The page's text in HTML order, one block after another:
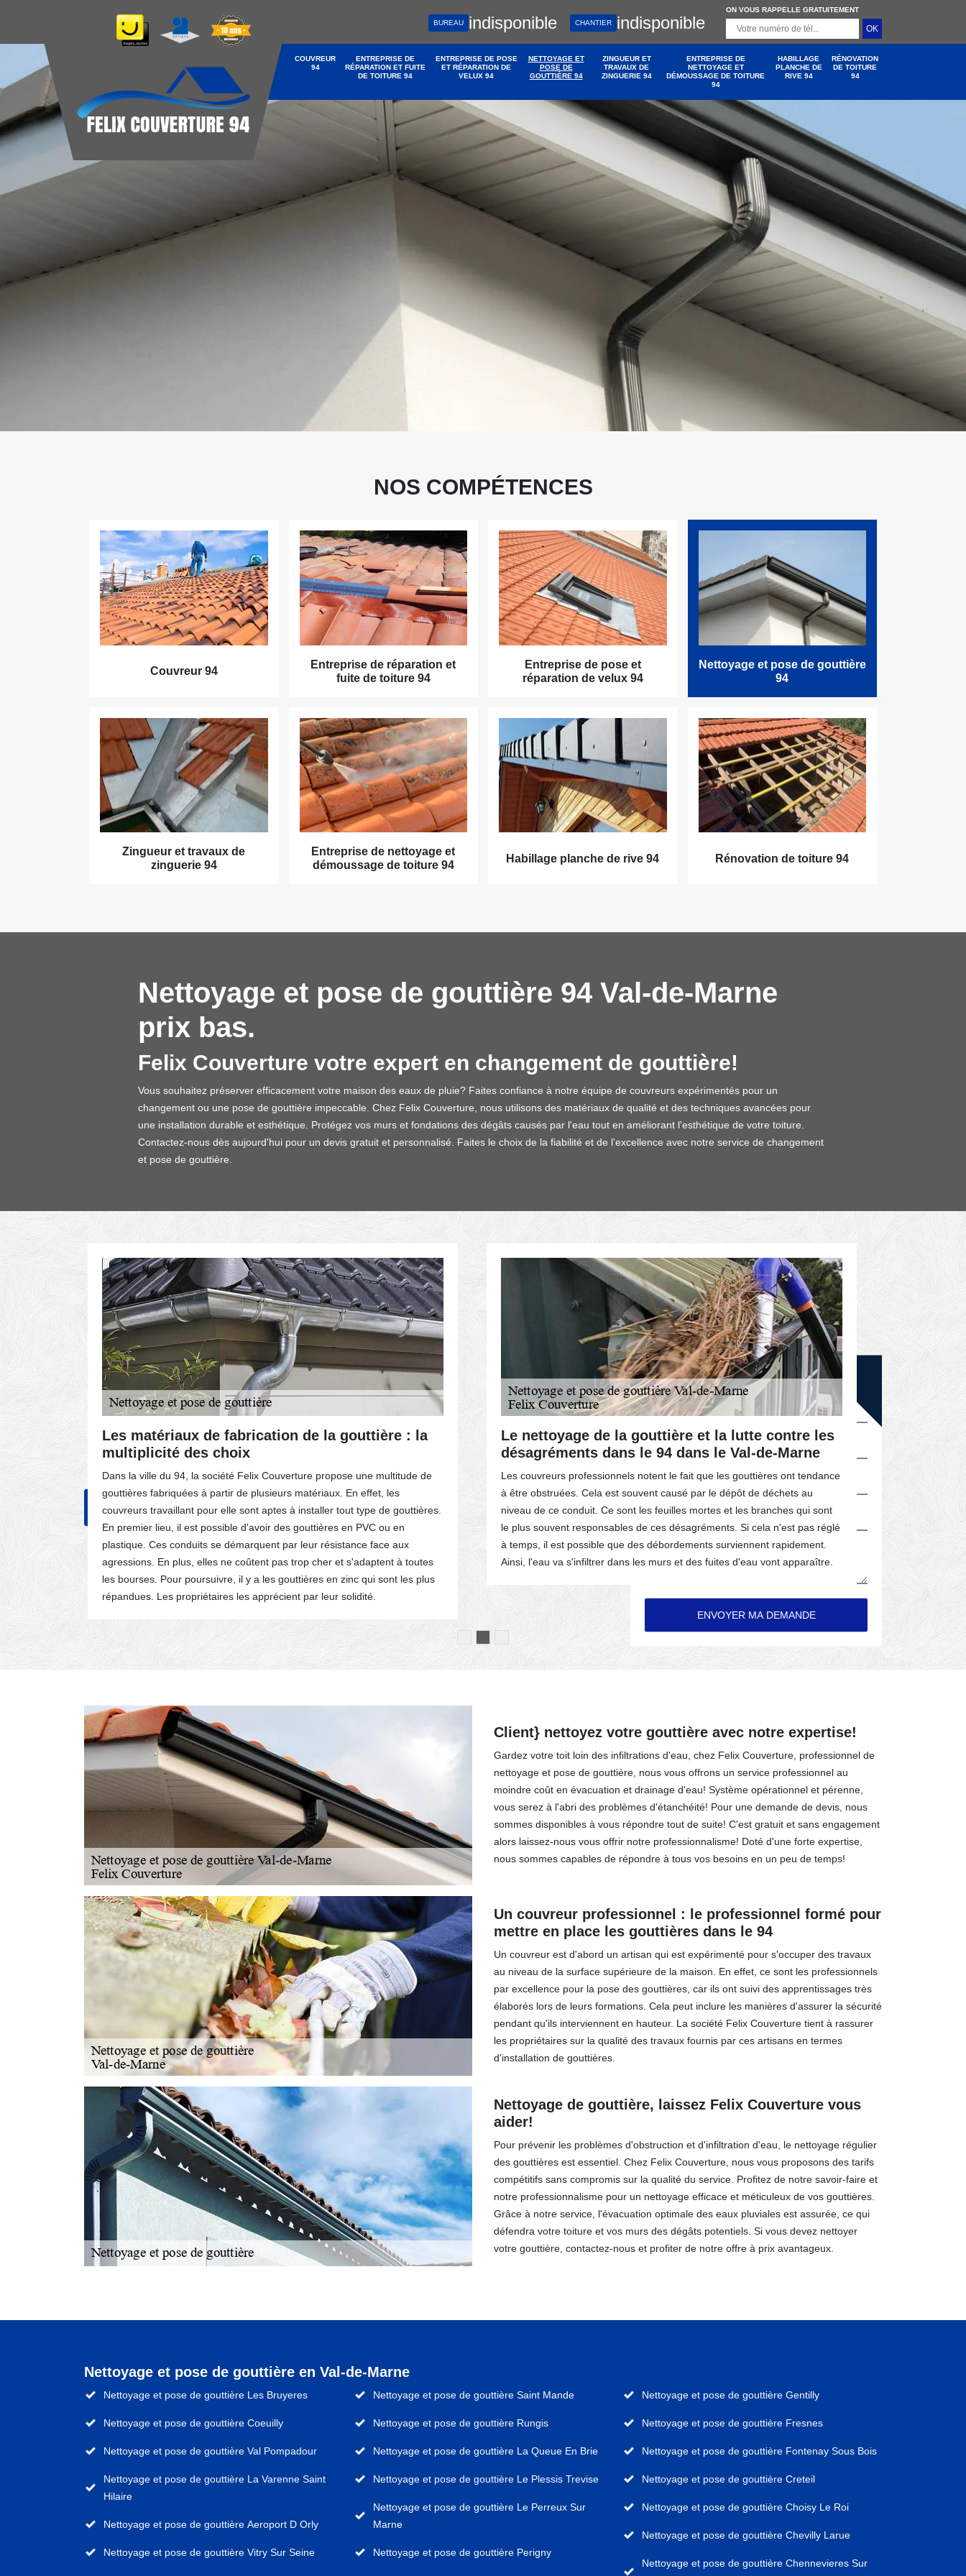
BUREAU indisponible CHANTIER indisponible
ON VOUS RAPPELLE GRATUITEMENT
COUVREUR
94
ENTREPRISE DE
RÉPARATION ET FUITE
DE TOITURE 94
ENTREPRISE DE POSE
ET RÉPARATION DE
VELUX 94
NETTOYAGE ET
POSE DE
GOUTTIÈRE 94
ZINGUEUR ET
TRAVAUX DE
ZINGUERIE 94
ENTREPRISE DE
NETTOYAGE ET
DÉMOUSSAGE DE TOITURE
94
HABILLAGE
PLANCHE DE
RIVE 94
RÉNOVATION
DE TOITURE
94
NOS RÉALISATIONS CONTACTEZ-NOUS
DEVIS GRATUIT
NOS COMPÉTENCES
Couvreur 94
Entreprise de réparation et
fuite de toiture 94
Entreprise de pose et
réparation de velux 94
Nettoyage et pose de gouttière
94
Zingueur et travaux de
zinguerie 94
Entreprise de nettoyage et
démoussage de toiture 94
Habillage planche de rive 94 Rénovation de toiture 94
Nettoyage et pose de gouttière 94 Val-de-Marne
prix bas.
Felix Couverture votre expert en changement de gouttière!
Vous souhaitez préserver efficacement votre maison des eaux de pluie? Faites confiance à notre équipe de couvreurs expérimentés pour un
changement ou une pose de gouttière impeccable. Chez Felix Couverture, nous utilisons des matériaux de qualité et des techniques avancées pour
une installation durable et esthétique. Protégez vos murs et fondations des dégâts causés par l'eau tout en améliorant l'esthétique de votre toiture.
Contactez-nous dès aujourd'hui pour un devis gratuit et personnalisé. Faites le choix de la fiabilité et de l'excellence avec notre service de changement
et pose de gouttière.
pour la
Les matériaux de fabrication de la gouttière : la
multiplicité des choix
Dans la ville du 94, la société Felix Couverture propose une multitude de
gouttières fabriquées à partir de plusieurs matériaux. En effet, les
couvreurs travaillant pour elle sont aptes à installer tout type de gouttières.
En premier lieu, il est possible d'avoir des gouttières en PVC ou en
plastique. Ces conduits se démarquent par leur résistance face aux
agressions. En plus, elles ne coûtent pas trop cher et s'adaptent à toutes
les bourses. Pour poursuivre, il y a les gouttières en zinc qui sont les plus
répandues. Les propriétaires les apprécient par leur solidité.
Le nettoyage de la gouttière et la lutte contre les
désagréments dans le 94 dans le Val-de-Marne
Les couvreurs professionnels notent le fait que les gouttières ont tendance
à être obstruées. Cela est souvent causé par le dépôt de déchets au
niveau de ce conduit. Ce sont les feuilles mortes et les branches qui sont
le plus souvent responsables de ces désagréments. Si cela n'est pas réglé
à temps, il est possible que des débordements surviennent rapidement.
Ainsi, l'eau va s'infiltrer dans les murs et des fuites d'eau vont apparaître.
La
Les artisans
soulèvent
sont
subir des
l'étanchéité
sur cette
Client} nettoyez votre gouttière avec notre expertise!
Gardez votre toit loin des infiltrations d'eau, chez Felix Couverture, professionnel de
nettoyage et pose de gouttière, nous vous offrons un service professionnel au
moindre coût en évacuation et drainage d'eau! Système opérationnel et pérenne,
vous serez à l'abri des problèmes d'étanchéité! Pour une demande de devis, nous
sommes disponibles à vous répondre tout de suite! C'est gratuit et sans engagement
alors laissez-nous vous offrir notre professionnalisme! Doté d'une forte expertise,
nous sommes capables de répondre à tous vos besoins en un peu de temps!
Un couvreur professionnel : le professionnel formé pour
mettre en place les gouttières dans le 94
Un couvreur est d'abord un artisan qui est expérimenté pour s'occuper des travaux
au niveau de la surface supérieure de la maison. En effet, ce sont les professionnels
par excellence pour la pose des gouttières, car ils ont suivi des apprentissages très
élaborés lors de leurs formations. Cela peut inclure les manières d'assurer la sécurité
pendant qu'ils interviennent en hauteur. La société Felix Couverture tient à rassurer
les propriétaires sur la qualité des travaux fournis par ces artisans en termes
d'installation de gouttières.
Nettoyage de gouttière, laissez Felix Couverture vous
aider!
Pour prévenir les problèmes d'obstruction et d'infiltration d'eau, le nettoyage régulier
des gouttières est essentiel. Chez Felix Couverture, nous vous proposons des tarifs
compétitifs sans compromis sur la qualité du service. Profitez de notre savoir-faire et
notre professionnalisme pour un nettoyage efficace et méticuleux de vos gouttières.
Grâce à notre service, l'évacuation optimale des eaux pluviales est assurée, ce qui
défendra votre toiture et vos murs des dégâts potentiels. Si vous devez nettoyer
votre gouttière, contactez-nous et profiter de notre offre à prix avantageux.
Nettoyage et pose de gouttière en Val-de-Marne
Nettoyage et pose de gouttière Les Bruyeres
Nettoyage et pose de gouttière Coeuilly
Nettoyage et pose de gouttière Val Pompadour
Nettoyage et pose de gouttière La Varenne Saint
Hilaire
Nettoyage et pose de gouttière Aeroport D Orly
Nettoyage et pose de gouttière Vitry Sur Seine
Nettoyage et pose de gouttière Saint Mande
Nettoyage et pose de gouttière Rungis
Nettoyage et pose de gouttière La Queue En Brie
Nettoyage et pose de gouttière Le Plessis Trevise
Nettoyage et pose de gouttière Le Perreux Sur
Marne
Nettoyage et pose de gouttière Perigny
Nettoyage et pose de gouttière Gentilly
Nettoyage et pose de gouttière Fresnes
Nettoyage et pose de gouttière Fontenay Sous Bois
Nettoyage et pose de gouttière Creteil
Nettoyage et pose de gouttière Choisy Le Roi
Nettoyage et pose de gouttière Chevilly Larue
Nettoyage et pose de gouttière Chennevieres Sur